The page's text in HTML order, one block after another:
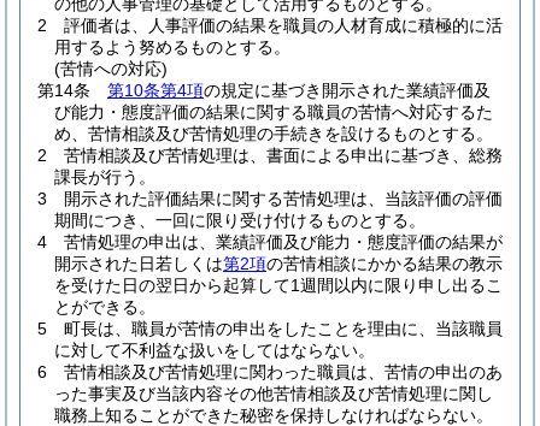
2
評価者は、人事評価の結果を職員の人材育成に積極的に活
用するよう努めるものとする。
(苦情への対応)
第14条
第10条第4項の規定に基づき開示された業績評価及
び能力・態度評価の結果に関する職員の苦情へ対応するた
め、苦情相談及び苦情処理の手続きを設けるものとする。
2
苦情相談及び苦情処理は、書面による申出に基づき、総務
課長が行う。
3
開示された評価結果に関する苦情処理は、当該評価の評価
期間につき、一回に限り受け付けるものとする。
4
苦情処理の申出は、業績評価及び能力・態度評価の結果が
開示された日若しくは第2項の苦情相談にかかる結果の教示
を受けた日の翌日から起算して1週間以内に限り申し出るこ
とができる。
5
町長は、職員が苦情の申出をしたことを理由に、当該職員
に対して不利益な扱いをしてはならない。
6
苦情相談及び苦情処理に関わった職員は、苦情の申出のあ
った事実及び当該内容その他苦情相談及び苦情処理に関し
職務上知ることができた秘密を保持しなければならない。